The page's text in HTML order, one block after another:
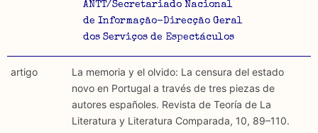
ANTT/Secretariado Nacional
de Informação-Direcção Geral
dos Serviços de Espectáculos
artigo
La memoria y el olvido: La censura del estado
novo en Portugal a través de tres piezas de
autores españoles. Revista de Teoría de La
Literatura y Literatura Comparada, 10, 89–110.